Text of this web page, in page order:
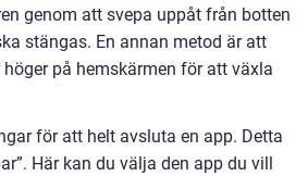
genom att svepa uppåt från botten
stängas. En annan metod är att
på hemskärmen för att växla
för att helt avsluta en app. Detta
Här kan du välja den app du vill